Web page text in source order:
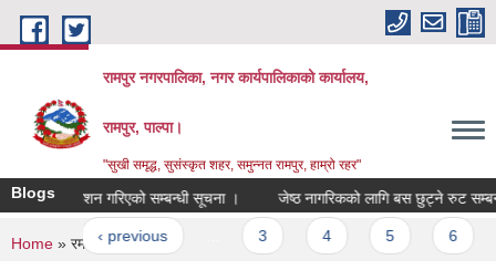
Skip to main content
रामपुर नगरपालिका, नगर कार्यपालिकाको कार्यालय,
रामपुर, पाल्पा।
"सुखी समृद्ध, सुसंस्कृत शहर, समुन्नत रामपुर, हाम्रो रहर"
Blogsप्रकाशन गरिएको सम्बन्धी सूचना । जेष्ठ नागरिकको लागि बस छुट्ने रुट
‹ previous
You are here
Home » रमण बहादुर थापा